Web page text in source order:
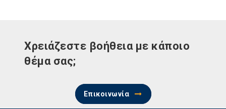
Χρειάζεστε βοήθεια με κάποιο
θέμα σας;
Επικοινωνία